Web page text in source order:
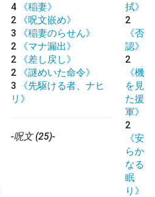
4
《稲妻》
2
《呪文嵌め》
3
《稲妻のらせん》
2
《マナ漏出》
2
《差し戻し》
2
《謎めいた命令》
3
《先駆ける者、ナヒ
リ》
-呪文 (25)-
拭》
2
《否
認》
2
《機
を見
た援
軍》
2
《安
らか
なる
眠
り》